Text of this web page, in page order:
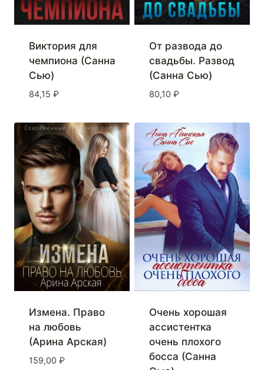
Виктория для
чемпиона (Санна
Сью)
84,15 ₽
От развода до
свадьбы. Развод
(Санна Сью)
80,10 ₽
Измена. Право
на любовь
(Арина Арская)
159,00 ₽
Очень хорошая
ассистентка
очень плохого
босса (Санна